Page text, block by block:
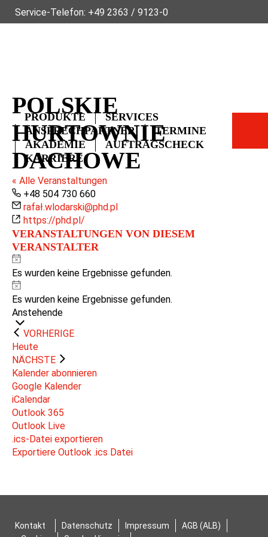
Service-Telefon: +49 2363 / 9123-0
PRODUKTE
SERVICES
ANSPRECHPARTNER
TERMINE
AKADEMIE
AUFTRAGSCHECK
KARRIERE
POLSKIE
HURTOWNIE
DACHOWE
« Alle Veranstaltungen
Telefon
+48 504 730 660
Email
rafał.wlodarski@phd.pl
Webseite
https://phd.pl/
VERANSTALTUNGEN VON DIESEM
VERANSTALTER
Hinweis
Es wurden keine Ergebnisse gefunden.
Hinweis
Es wurden keine Ergebnisse gefunden.
Anstehende
VORHERIGEVERANSTALTUNGEN
Heute
NÄCHSTE VERANSTALTUNGEN
Kalender abonnieren
Google Kalender
iCalendar
Outlook 365
Outlook Live
.ics-Datei exportieren
Exportiere Outlook .ics Datei
Kontakt Datenschutz Impressum
AGB (ALB)